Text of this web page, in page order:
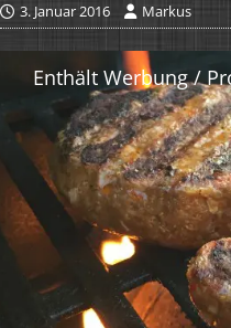
3. Januar 2016 Markus